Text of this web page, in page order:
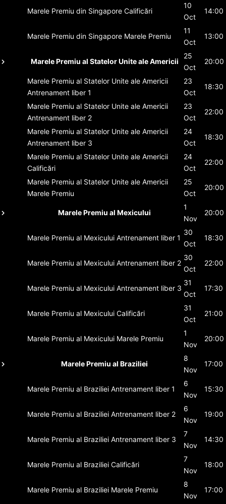
Marele Premiu din Singapore Calificări
10
Oct
14:00
Marele Premiu din Singapore Marele Premiu
11
Oct
13:00
Marele Premiu al Statelor Unite ale Americii
25
Oct
20:00
Marele Premiu al Statelor Unite ale Americii
Antrenament liber 1
23
Oct
18:30
Marele Premiu al Statelor Unite ale Americii
Antrenament liber 2
23
Oct
22:00
Marele Premiu al Statelor Unite ale Americii
Antrenament liber 3
24
Oct
18:30
Marele Premiu al Statelor Unite ale Americii
Calificări
24
Oct
22:00
Marele Premiu al Statelor Unite ale Americii
Marele Premiu
25
Oct
20:00
Marele Premiu al Mexicului
1
Nov
20:00
Marele Premiu al Mexicului Antrenament liber 1
30
Oct
18:30
Marele Premiu al Mexicului Antrenament liber 2
30
Oct
22:00
Marele Premiu al Mexicului Antrenament liber 3
31
Oct
17:30
Marele Premiu al Mexicului Calificări
31
Oct
21:00
Marele Premiu al Mexicului Marele Premiu
1
Nov
20:00
Marele Premiu al Braziliei
8
Nov
17:00
Marele Premiu al Braziliei Antrenament liber 1
6
Nov
15:30
Marele Premiu al Braziliei Antrenament liber 2
6
Nov
19:00
Marele Premiu al Braziliei Antrenament liber 3
7
Nov
14:30
Marele Premiu al Braziliei Calificări
7
Nov
18:00
Marele Premiu al Braziliei Marele Premiu
8
Nov
17:00